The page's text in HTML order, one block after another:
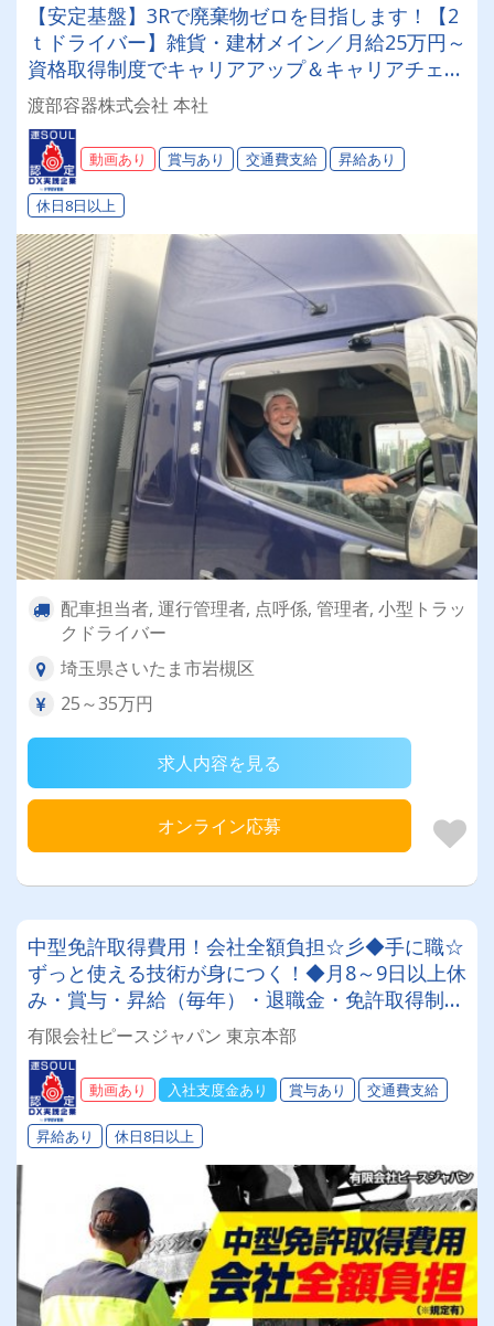
【安定基盤】3Rで廃棄物ゼロを目指します！【2
ｔドライバー】雑貨・建材メイン／月給25万円～
資格取得制度でキャリアアップ＆キャリアチェン
ジ可能◎★土日休み★年間休日114日★大型連休
あり★＃賞与＃昇給＃1日体験OK
渡部容器株式会社 本社
動画あり 賞与あり 交通費支給 昇給あり
休日8日以上
配車担当者, 運行管理者, 点呼係, 管理者, 小型トラッ
クドライバー
埼玉県さいたま市岩槻区
25～35万円
求人内容を見る
オンライン応募
中型免許取得費用！会社全額負担☆彡◆手に職☆
ずっと使える技術が身につく！◆月8～9日以上休
み・賞与・昇給（毎年）・退職金・免許取得制度
や各種豊富な手当も充実♪月収30万～45万円♪未
経験スタートOK！！！
有限会社ピースジャパン 東京本部
動画あり 入社支度金あり 賞与あり 交通費支給
昇給あり 休日8日以上